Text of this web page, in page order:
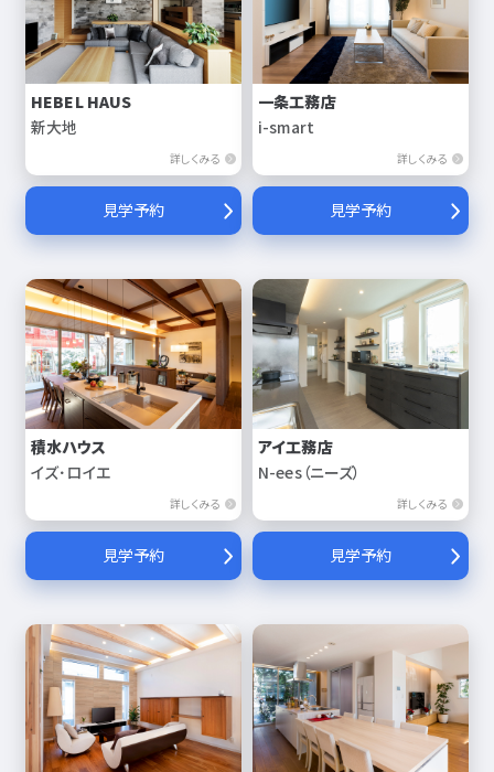
HEBEL HAUS
新大地
詳しくみる
見学予約
一条工務店
i-smart
詳しくみる
見学予約
積水ハウス
イズ･ロイエ
詳しくみる
見学予約
アイ工務店
N-ees（ニーズ）
詳しくみる
見学予約